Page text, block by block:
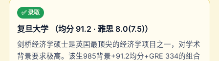
✅ 录取
复旦大学 （均分 91.2 · 雅思 8.0(7.5)）
剑桥经济学硕士是英国最顶尖的经济学项目之一，对学术
背景要求极高。该生985背景+91.2均分+GRE 334的组合